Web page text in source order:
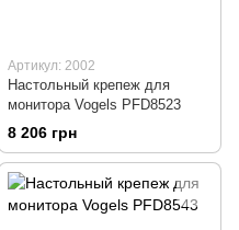
Артикул: 2002
Настольный крепеж для
монитора Vogels PFD8523
8 206 грн